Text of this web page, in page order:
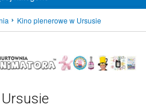
Kino plenerowe w Ursusie